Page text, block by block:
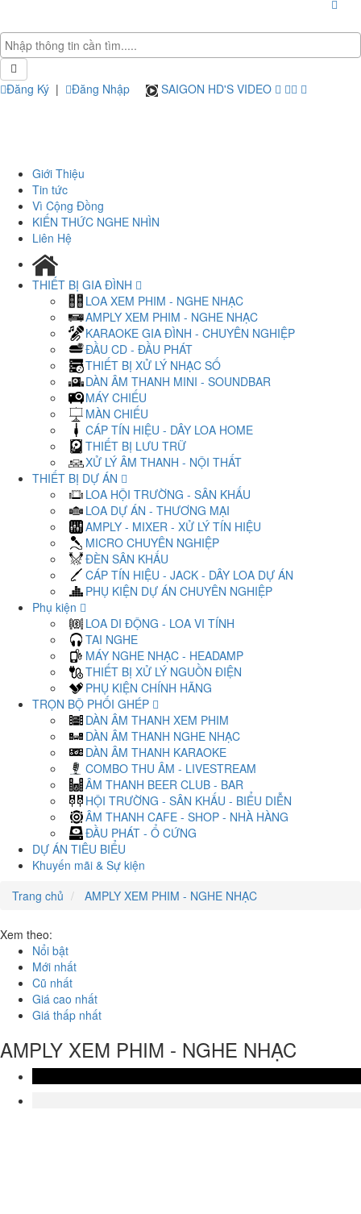
Đăng Ký | Đăng Nhập SAIGON HD'S VIDEO
Giới Thiệu
Tin tức
Vì Cộng Đồng
KIẾN THỨC NGHE NHÌN
Liên Hệ
THIẾT BỊ GIA ĐÌNH
LOA XEM PHIM - NGHE NHẠC
AMPLY XEM PHIM - NGHE NHẠC
KARAOKE GIA ĐÌNH - CHUYÊN NGHIỆP
ĐẦU CD - ĐẦU PHÁT
THIẾT BỊ XỬ LÝ NHẠC SỐ
DÀN ÂM THANH MINI - SOUNDBAR
MÁY CHIẾU
MÀN CHIẾU
CÁP TÍN HIỆU - DÂY LOA HOME
THIẾT BỊ LƯU TRỮ
XỬ LÝ ÂM THANH - NỘI THẤT
THIẾT BỊ DỰ ÁN
LOA HỘI TRƯỜNG - SÂN KHẤU
LOA DỰ ÁN - THƯƠNG MẠI
AMPLY - MIXER - XỬ LÝ TÍN HIỆU
MICRO CHUYÊN NGHIỆP
ĐÈN SÂN KHẤU
CÁP TÍN HIỆU - JACK - DÂY LOA DỰ ÁN
PHỤ KIỆN DỰ ÁN CHUYÊN NGHIỆP
Phụ kiện
LOA DI ĐỘNG - LOA VI TÍNH
TAI NGHE
MÁY NGHE NHẠC - HEADAMP
THIẾT BỊ XỬ LÝ NGUỒN ĐIỆN
PHỤ KIỆN CHÍNH HÃNG
TRỌN BỘ PHỐI GHÉP
DÀN ÂM THANH XEM PHIM
DÀN ÂM THANH NGHE NHẠC
DÀN ÂM THANH KARAOKE
COMBO THU ÂM - LIVESTREAM
ÂM THANH BEER CLUB - BAR
HỘI TRƯỜNG - SÂN KHẤU - BIỂU DIỄN
ÂM THANH CAFE - SHOP - NHÀ HÀNG
ĐẦU PHÁT - Ổ CỨNG
DỰ ÁN TIÊU BIỂU
Khuyến mãi & Sự kiện
Trang chủ
AMPLY XEM PHIM - NGHE NHẠC
Xem theo:
Nổi bật
Mới nhất
Cũ nhất
Giá cao nhất
Giá thấp nhất
AMPLY XEM PHIM - NGHE NHẠC